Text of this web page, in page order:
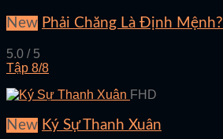
New Phải Chăng Là Định Mệnh?
5.0 / 5
Tập 8/8
FHD
New Ký Sự Thanh Xuân